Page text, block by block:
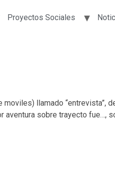
Proyectos Sociales
llamado “entrevista”,
aventura sobre trayecto fue…,